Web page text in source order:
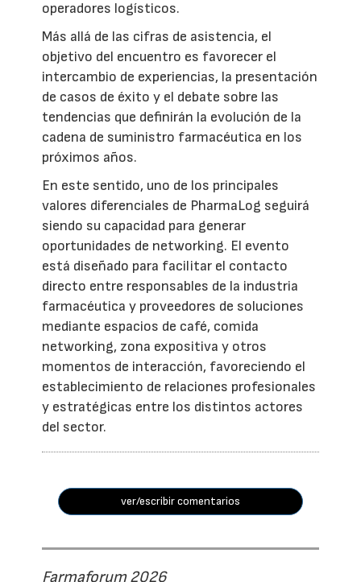
operadores logísticos.
Más allá de las cifras de asistencia, el
objetivo del encuentro es favorecer el
intercambio de experiencias, la presentación
de casos de éxito y el debate sobre las
tendencias que definirán la evolución de la
cadena de suministro farmacéutica en los
próximos años.
En este sentido, uno de los principales
valores diferenciales de PharmaLog seguirá
siendo su capacidad para generar
oportunidades de networking. El evento
está diseñado para facilitar el contacto
directo entre responsables de la industria
farmacéutica y proveedores de soluciones
mediante espacios de café, comida
networking, zona expositiva y otros
momentos de interacción, favoreciendo el
establecimiento de relaciones profesionales
y estratégicas entre los distintos actores
del sector.
ver/escribir comentarios
Farmaforum 2026